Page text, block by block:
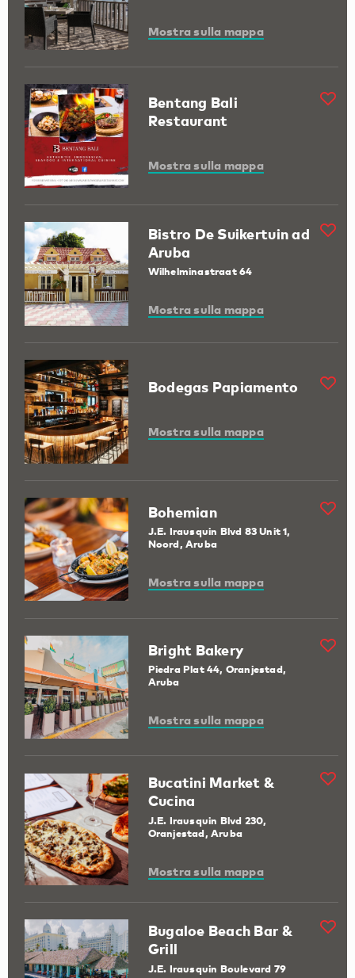
Mostra sulla mappa
Bentang Bali
Restaurant
Mostra sulla mappa
Bistro De Suikertuin ad
Aruba
Wilhelminastraat 64
Mostra sulla mappa
Bodegas Papiamento
Mostra sulla mappa
Bohemian
J.E. Irausquin Blvd 83 Unit 1,
Noord, Aruba
Mostra sulla mappa
Bright Bakery
Piedra Plat 44, Oranjestad,
Aruba
Mostra sulla mappa
Bucatini Market &
Cucina
J.E. Irausquin Blvd 230,
Oranjestad, Aruba
Mostra sulla mappa
Bugaloe Beach Bar &
Grill
J.E. Irausquin Boulevard 79